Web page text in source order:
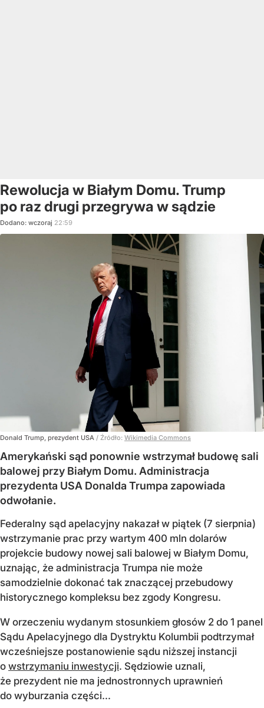
Rewolucja w Białym Domu. Trump
po raz drugi przegrywa w sądzie
Dodano: wczoraj 22:59
Donald Trump, prezydent USA / Źródło: Wikimedia Commons
Amerykański sąd ponownie wstrzymał budowę sali
balowej przy Białym Domu. Administracja
prezydenta USA Donalda Trumpa zapowiada
odwołanie.
Federalny sąd apelacyjny nakazał w piątek (7 sierpnia)
wstrzymanie prac przy wartym 400 mln dolarów
projekcie budowy nowej sali balowej w Białym Domu,
uznając, że administracja Trumpa nie może
samodzielnie dokonać tak znaczącej przebudowy
historycznego kompleksu bez zgody Kongresu.
W orzeczeniu wydanym stosunkiem głosów 2 do 1 panel
Sądu Apelacyjnego dla Dystryktu Kolumbii podtrzymał
wcześniejsze postanowienie sądu niższej instancji
o wstrzymaniu inwestycji. Sędziowie uznali,
że prezydent nie ma jednostronnych uprawnień
do wyburzania części...